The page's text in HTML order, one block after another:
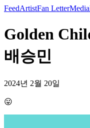
FeedArtistFan LetterMedia
Golden
배승민
2024년 2월 20일
😛